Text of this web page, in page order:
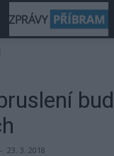
- 23. 3. 2018